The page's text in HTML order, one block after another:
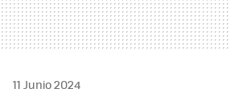
11 Junio 2024